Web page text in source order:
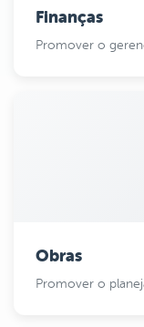
Finanças
Promover o
Obras
Promover o